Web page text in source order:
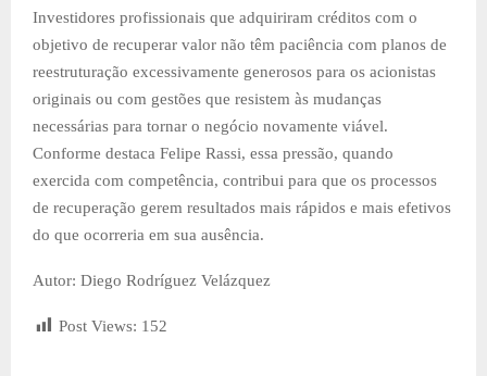
Investidores profissionais que adquiriram créditos com o
objetivo de recuperar valor não têm paciência com planos de
reestruturação excessivamente generosos para os acionistas
originais ou com gestões que resistem às mudanças
necessárias para tornar o negócio novamente viável.
Conforme destaca Felipe Rassi, essa pressão, quando
exercida com competência, contribui para que os processos
de recuperação gerem resultados mais rápidos e mais efetivos
do que ocorreria em sua ausência.
Autor: Diego Rodríguez Velázquez
Post Views: 152